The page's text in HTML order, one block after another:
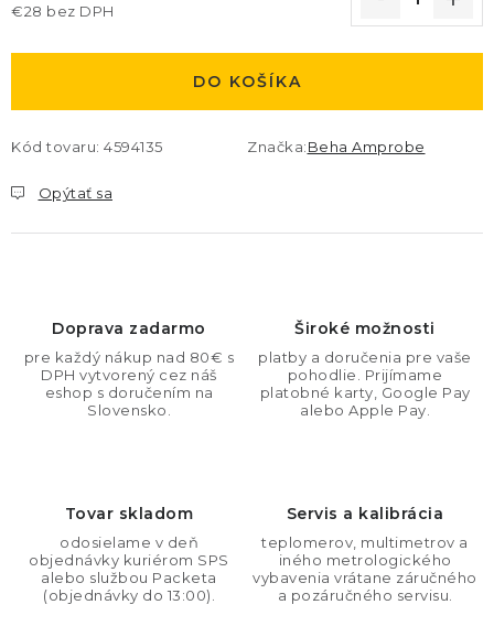
€28 bez DPH
DO KOŠÍKA
Kód tovaru: 4594135 Značka:Beha Amprobe
Opýtať sa
Doprava zadarmo
pre každý nákup nad 80€ s
DPH vytvorený cez náš
eshop s doručením na
Slovensko.
Široké možnosti
platby a doručenia pre vaše
pohodlie. Prijímame
platobné karty, Google Pay
alebo Apple Pay.
Tovar skladom
odosielame v deň
objednávky kuriérom SPS
alebo službou Packeta
(objednávky do 13:00).
Servis a kalibrácia
teplomerov, multimetrov a
iného metrologického
vybavenia vrátane záručného
a pozáručného servisu.